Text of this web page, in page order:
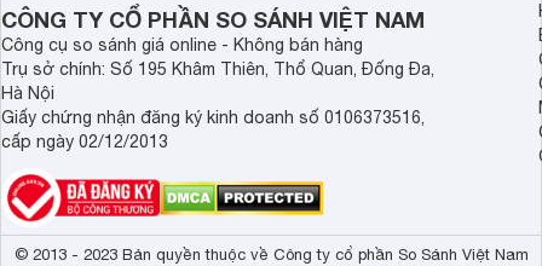
Demax, Hubert và
CÔNG TY CỔ PHẦN SO SÁNH VIỆT NAM
Công cụ so sánh giá online - Không bán hàng
Trụ sở chính: Số 195 Khâm Thiên, Thổ Quan, Đống Đa,
Hà Nội
Giấy chứng nhận đăng ký kinh doanh số 0106373516,
cấp ngày 02/12/2013
© 2013 - 2023 Bản quyền thuộc về Công ty cổ phần So Sánh Việt Nam